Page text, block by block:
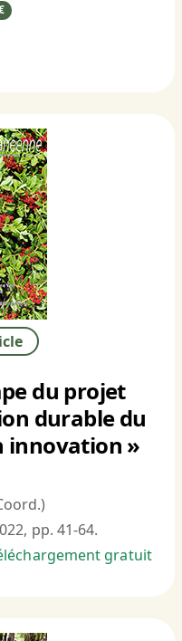
du projet
durable du
innovation »
pp. 41-64.
gratuit